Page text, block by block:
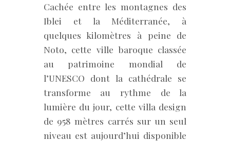
Cachée entre les montagnes des
Iblei et la Méditerranée, à
quelques kilomètres à peine de
Noto, cette ville baroque classée
au patrimoine mondial de
l’UNESCO dont la cathédrale se
transforme au rythme de la
lumière du jour, cette villa design
de 958 mètres carrés sur un seul
niveau est aujourd’hui disponible